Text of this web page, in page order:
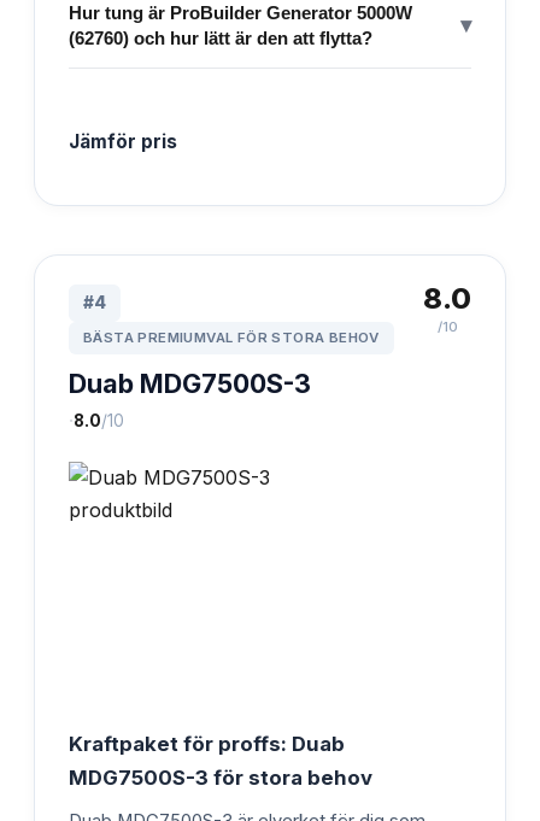
Hur tung är ProBuilder Generator 5000W
(62760) och hur lätt är den att flytta?
▾
Jämför pris
#4
BÄSTA PREMIUMVAL FÖR STORA BEHOV
Duab MDG7500S-3
·8.0/10
8.0
/10
Kraftpaket för proffs: Duab
MDG7500S-3 för stora behov